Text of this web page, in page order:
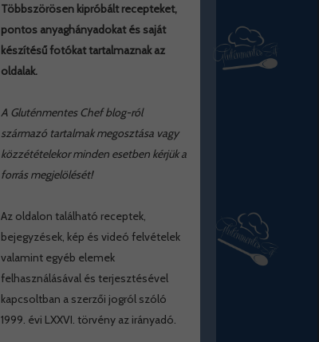
Többszörösen kipróbált recepteket,
pontos anyaghányadokat és saját
készítésű fotókat tartalmaznak az
oldalak.
A Gluténmentes Chef blog-ról
származó tartalmak megosztása vagy
közzétételekor minden esetben kérjük a
forrás megjelölését!
Az oldalon található receptek,
bejegyzések, kép és videó felvételek
valamint egyéb elemek
felhasználásával és terjesztésével
kapcsoltban a szerzői jogról szóló
1999. évi LXXVI. törvény az irányadó.